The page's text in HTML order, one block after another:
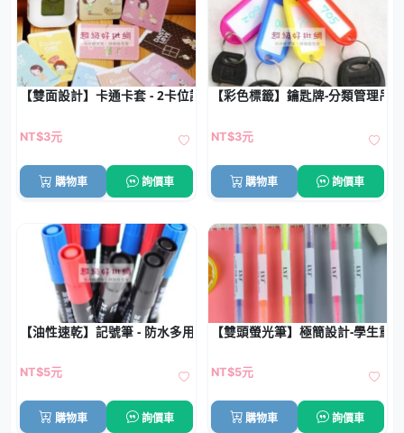
【雙面設計】卡通卡套 - 2卡位證件收納套
NT$3元
購物車 詢價車
【彩色標籤】鑰匙牌-分類管理吊牌
NT$3元
購物車 詢價車
【油性速乾】記號筆 - 防水多用途麥克筆
NT$5元
購物車 詢價車
【雙頭螢光筆】極簡設計-學生重
NT$5元
購物車 詢價車